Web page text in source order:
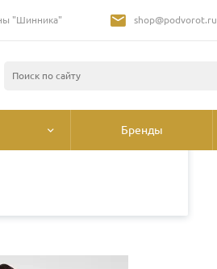
и третьими
просмотр страниц
"Шинника" shop@podvorot.ru
Бренды